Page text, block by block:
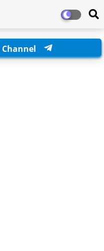
Channel